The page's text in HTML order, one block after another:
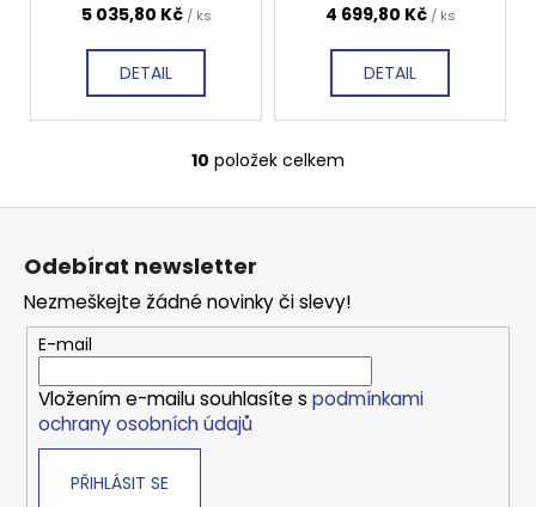
5 035,80 Kč / ks
DETAIL
4 699,80 Kč / ks
DETAIL
O
v
a
c
í
p
r
10 položek celkem
Odebírat newsletter
Nezmeškejte žádné novinky či slevy!
E-mail
Vložením e-mailu souhlasíte s podmínkami
ochrany osobních údajů
PŘIHLÁSIT SE